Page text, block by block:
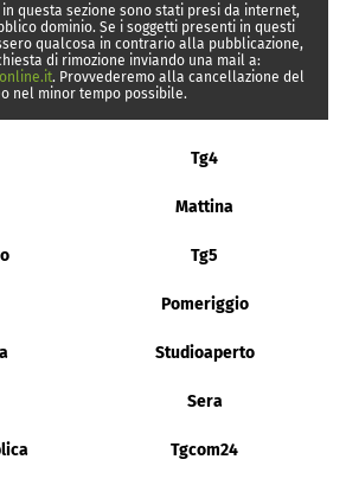
questa sezione sono stati presi da internet,
dominio. Se i soggetti presenti in questi
qualcosa in contrario alla pubblicazione,
di rimozione inviando una mail a:
. Provvederemo alla cancellazione del
nel minor tempo possibile.
Tg4
Mattina
Tg5
Pomeriggio
Studioaperto
Sera
Tgcom24